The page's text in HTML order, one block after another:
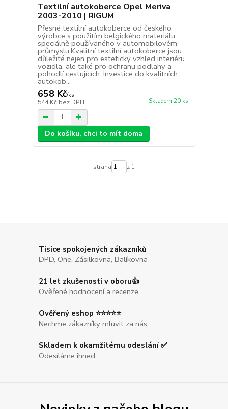
Textilní autokoberce Opel Meriva
2003-2010 | RIGUM
Přesné textilní autokoberce od českého
výrobce s použitím belgického materiálu,
speciálně používaného v automobilovém
průmyslu.Kvalitní textilní autokoberce jsou
důležité nejen pro estetický vzhled interiéru
vozidla, ale také pro ochranu podlahy a
pohodlí cestujících. Investice do kvalitních
autokob...
658 Kč/ks
544 Kč bez DPH Skladem 20 ks
Do košíku, chci to mít doma
strana z 1
Tisíce spokojených zákazníků
DPD, One, Zásilkovna, Balíkovna
21 let zkušeností v oboru👍
Ověřené hodnocení a recenze
Ověřený eshop ⭐⭐⭐⭐⭐
Nechme zákazníky mluvit za nás
Skladem k okamžitému odeslání ✅
Odesíláme ihned